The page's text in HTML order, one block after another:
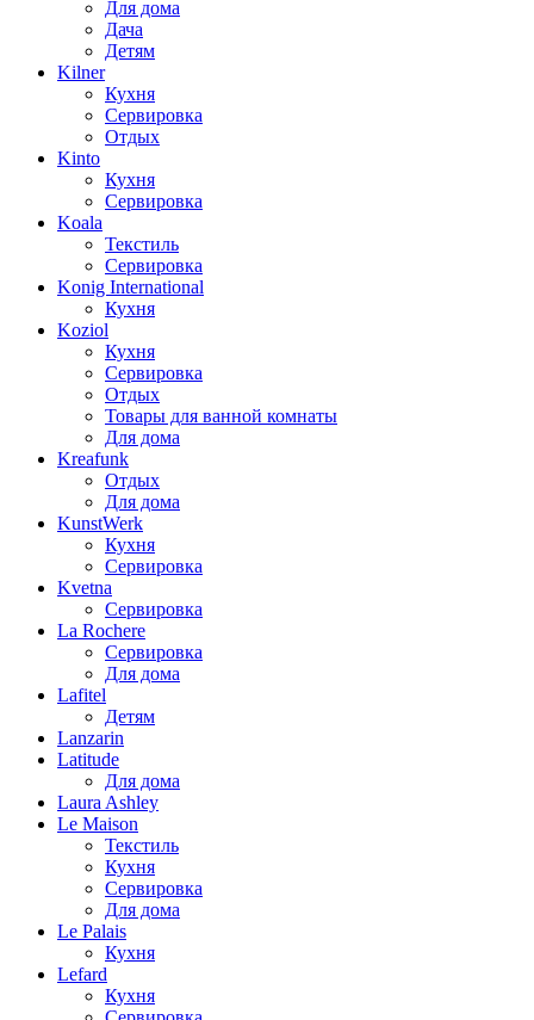
Для дома
Дача
Детям
Kilner
Кухня
Сервировка
Отдых
Kinto
Кухня
Сервировка
Koala
Текстиль
Сервировка
Konig International
Кухня
Koziol
Кухня
Сервировка
Отдых
Товары для ванной комнаты
Для дома
Kreafunk
Отдых
Для дома
KunstWerk
Кухня
Сервировка
Kvetna
Сервировка
La Rochere
Сервировка
Для дома
Lafitel
Детям
Lanzarin
Latitude
Для дома
Laura Ashley
Le Maison
Текстиль
Кухня
Сервировка
Для дома
Le Palais
Кухня
Lefard
Кухня